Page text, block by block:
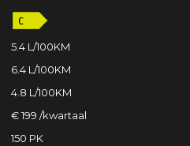
5.4 L/100KM
6.4 L/100KM
4.8 L/100KM
€ 199 /kwartaal
150 PK